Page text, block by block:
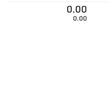
0.00
0.00